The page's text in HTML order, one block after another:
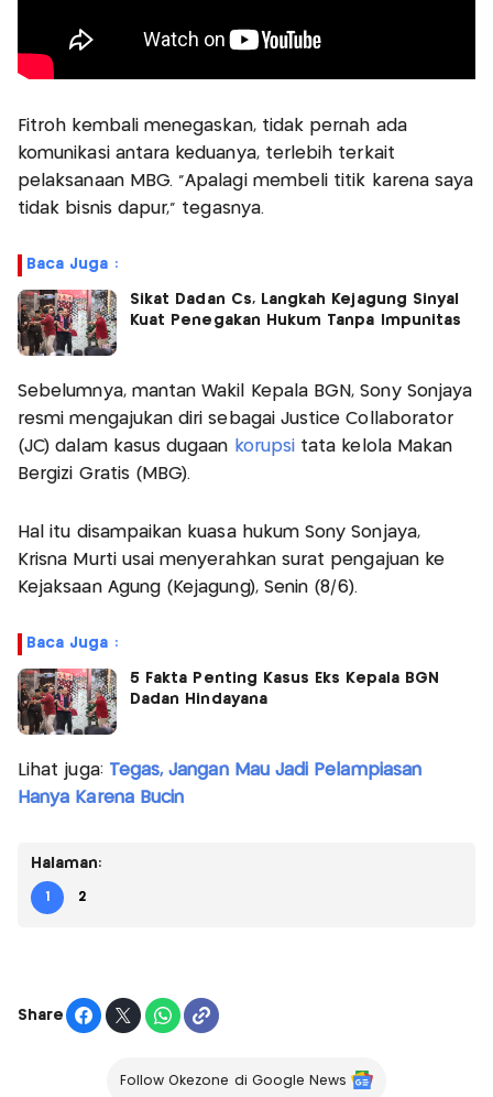
Fitroh kembali menegaskan, tidak pernah ada
komunikasi antara keduanya, terlebih terkait
pelaksanaan MBG. "Apalagi membeli titik karena saya
tidak bisnis dapur," tegasnya.
Baca Juga :
Sikat Dadan Cs, Langkah Kejagung Sinyal
Kuat Penegakan Hukum Tanpa Impunitas
Sebelumnya, mantan Wakil Kepala BGN, Sony Sonjaya
resmi mengajukan diri sebagai Justice Collaborator
(JC) dalam kasus dugaan korupsi tata kelola Makan
Bergizi Gratis (MBG).
Hal itu disampaikan kuasa hukum Sony Sonjaya,
Krisna Murti usai menyerahkan surat pengajuan ke
Kejaksaan Agung (Kejagung), Senin (8/6).
Baca Juga :
5 Fakta Penting Kasus Eks Kepala BGN
Dadan Hindayana
Lihat juga: Tegas, Jangan Mau Jadi Pelampiasan
Hanya Karena Bucin
Halaman:
1 2
Share
Follow Okezone di Google News